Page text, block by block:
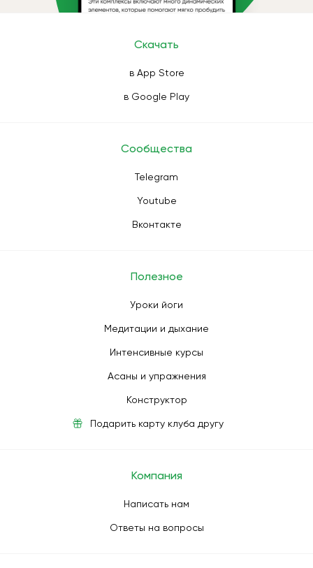
Скачать
в App Store
в Google Play
Сообщества
Telegram
Youtube
Вконтакте
Полезное
Уроки йоги
Медитации и дыхание
Интенсивные курсы
Асаны и упражнения
Конструктор
Подарить карту клуба другу
Компания
Написать нам
Ответы на вопросы